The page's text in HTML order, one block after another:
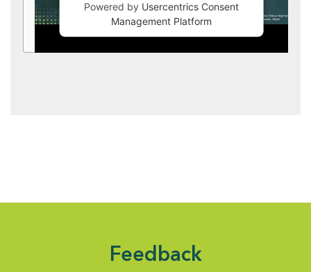
Powered by Usercentrics Consent
Management Platform
Feedback